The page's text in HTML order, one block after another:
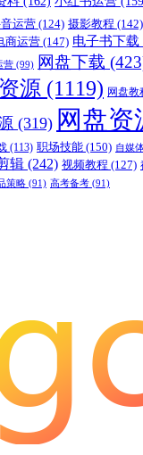
运营 (124) 摄影教程 (142)
商运营 (147) 电子书下载
营 (99) 网盘下载
源 (1119) 网盘教
(319) 网盘资
(113) 职场技能 (150) 自媒
辑 (242) 视频教程 (127)
策略 (91) 高考备考 (91)